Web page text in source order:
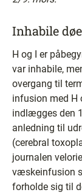
Inhabile
H og I er
var inhabile,
overgang til
infusion med H
indlægges den
anledning til
(cerebral
journalen
væskeinfusion
forholde sig til